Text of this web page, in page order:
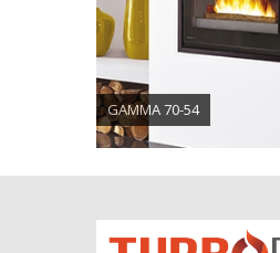
GAMMA 70-54